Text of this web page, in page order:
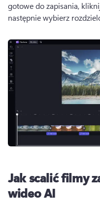
gotowe do zapisania,
następnie wybierz
Jak scalić filmy
wideo AI